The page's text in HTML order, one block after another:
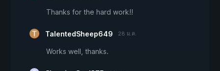
Thanks for the hard work!!
TalentedSheep649 28 ม.ค.
Works well, thanks.